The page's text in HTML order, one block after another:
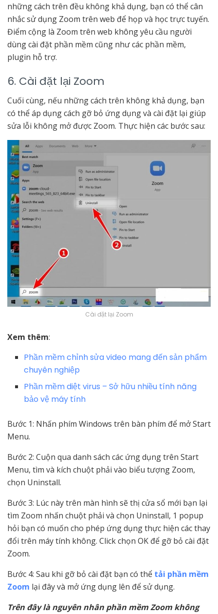
những cách trên đều không khả dụng, bạn có thể cân
nhắc sử dụng Zoom trên web để họp và học trực tuyến.
Điểm cộng là Zoom trên web không yêu cầu người
dùng cài đặt phần mềm cũng như các phần mềm,
plugin hỗ trợ.
6. Cài đặt lại Zoom
Cuối cùng, nếu những cách trên không khả dụng, bạn
có thể áp dụng cách gỡ bỏ ứng dụng và cài đặt lại giúp
sửa lỗi không mở được Zoom. Thực hiện các bước sau:
Cài đặt lại Zoom
Xem thêm:
Phần mềm chỉnh sửa video mang đến sản phẩm
chuyên nghiệp
Phần mềm diệt virus – Sở hữu nhiều tính năng
bảo vệ máy tính
Bước 1: Nhấn phím Windows trên bàn phím để mở Start
Menu.
Bước 2: Cuộn qua danh sách các ứng dụng trên Start
Menu, tìm và kích chuột phải vào biểu tượng Zoom,
chọn Uninstall.
Bước 3: Lúc này trên màn hình sẽ thị cửa sổ mới bạn lại
tìm Zoom nhấn chuột phải và chọn Uninstall, 1 popup
hỏi bạn có muốn cho phép ứng dụng thực hiện các thay
đổi trên máy tính không. Click chọn OK để gỡ bỏ cài đặt
Zoom.
Bước 4: Sau khi gỡ bỏ cài đặt bạn có thể tải phần mềm
Zoom lại đây và mở ứng dụng lên để sử dụng.
Trên đây là nguyên nhân phần mềm Zoom không